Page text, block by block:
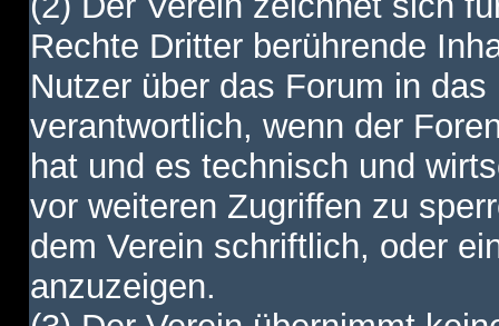
Rechte Dritter berührende
Nutzer über das Forum in
verantwortlich, wenn der
hat und es technisch und
vor weiteren Zugriffen zu
dem Verein schriftlich, oder
anzuzeigen.